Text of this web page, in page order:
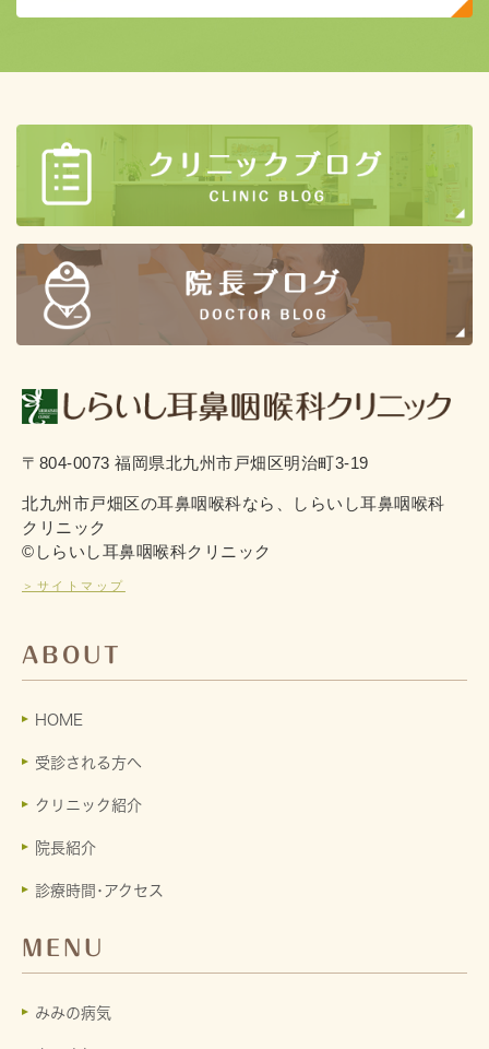
〒804-0073 福岡県北九州市戸畑区明治町3-19
北九州市戸畑区の耳鼻咽喉科なら、しらいし耳鼻咽喉科
クリニック
©しらいし耳鼻咽喉科クリニック
＞サイトマップ
ABOUT
HOME
受診される方へ
クリニック紹介
院長紹介
診療時間･アクセス
MENU
みみの病気